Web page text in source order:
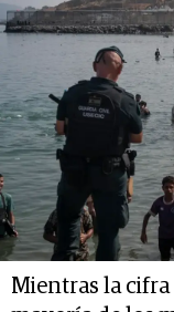
Mientras la cifra